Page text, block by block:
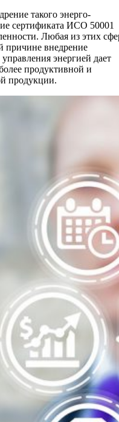
такого энерго-
сертификата ИСО 50001
Любая из этих
причине внедрение
энергией дает
продуктивной и
продукции.